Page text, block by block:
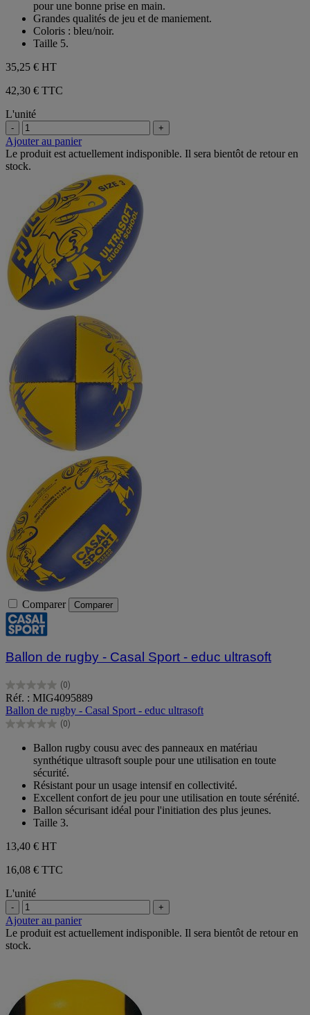
pour une bonne prise en main.
Grandes qualités de jeu et de maniement.
Coloris : bleu/noir.
Taille 5.
35,25 € HT
42,30 € TTC
L'unité
- +
Ajouter au panier
Le produit est actuellement indisponible. Il sera bientôt de retour en
stock.
Comparer Comparer
Ballon de rugby - Casal Sport - educ ultrasoft
(0)
0.0
sur
5
étoiles.
Réf. : MIG4095889
Ballon de rugby - Casal Sport - educ ultrasoft
(0)
0.0
étoiles.
Ballon rugby cousu avec des panneaux en matériau
synthétique ultrasoft souple pour une utilisation en toute
sécurité.
Résistant pour un usage intensif en collectivité.
Excellent confort de jeu pour une utilisation en toute sérénité.
Ballon sécurisant idéal pour l'initiation des plus jeunes.
Taille 3.
13,40 € HT
16,08 € TTC
L'unité
- +
Ajouter au panier
Le produit est actuellement indisponible. Il sera bientôt de retour en
stock.